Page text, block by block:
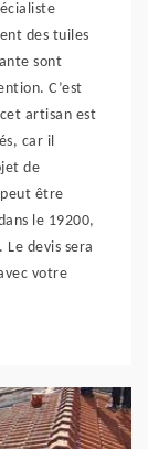
des tuiles
sont
C’est
artisan est
car il
de
être
le 19200,
devis sera
votre